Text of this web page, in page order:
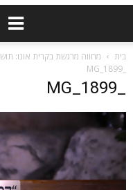
בית
מחווה מרגשת בקרית אונו: